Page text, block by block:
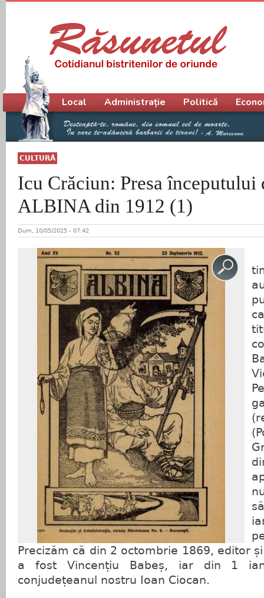
CULTURĂ
Icu Crăciun: Presa începutului
ALBINA din 1912 (1)
Dum, 10/05/2025 - 07:42
Precizăm că din 2 octombrie 1869, editor
a fost Vincențiu Babeș, iar din 1
conjudețeanul nostru Ioan Ciocan.
Meniu principal
Local Administrație Politică